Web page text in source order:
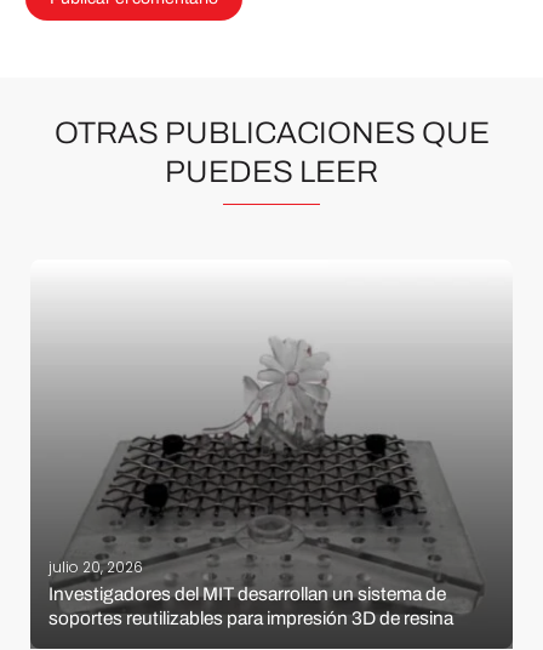
OTRAS PUBLICACIONES QUE
PUEDES LEER
julio 20, 2026
Investigadores del MIT desarrollan un sistema de
soportes reutilizables para impresión 3D de resina